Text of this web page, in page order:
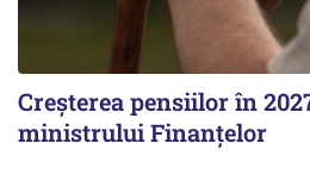
Creșterea pensiilor în
ministrului Finanțelor